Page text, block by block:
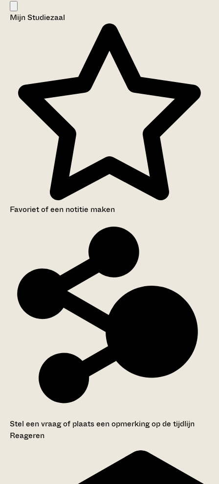
Mijn Studiezaal
Favoriet of een notitie maken
Stel een vraag of plaats een opmerking op de tijdlijn
Reageren